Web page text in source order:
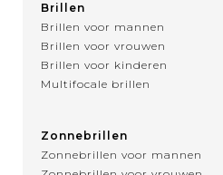
Brillen
Brillen voor mannen
Brillen voor vrouwen
Brillen voor kinderen
Multifocale brillen
Zonnebrillen
Zonnebrillen voor mannen